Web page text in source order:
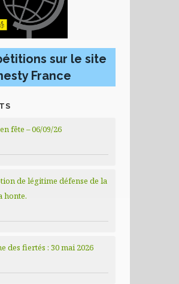
sur le site
France
fête – 06/09/26
de légitime défense de la
honte.
des fiertés : 30 mai 2026